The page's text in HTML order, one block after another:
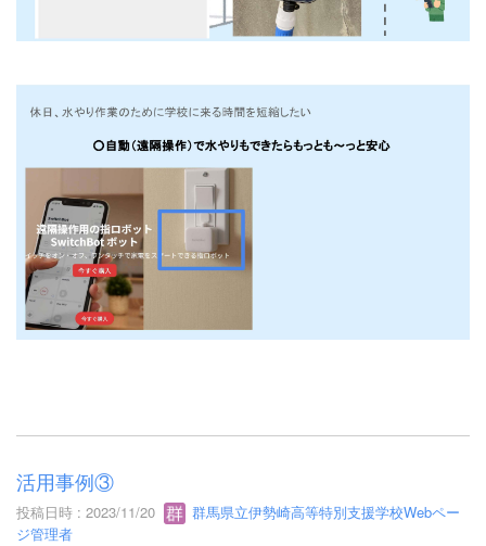
活用事例③
投稿日時 : 2023/11/20
群馬県立伊勢崎高等特別支援学校Webペー
ジ管理者